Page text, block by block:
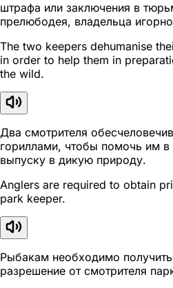
штрафа или заключения в
прелюбодея, владельца
The two keepers dehumanise
in order to help them in
the wild.
Два смотрителя
гориллами, чтобы помочь им в
выпуску в дикую природу.
Anglers are required to obtain
park keeper.
Рыбакам необходимо
разрешение от смотрителя